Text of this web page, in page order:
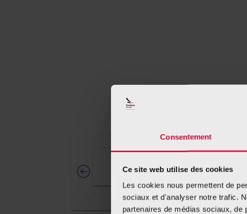
Consentement
Ce site web utilise des cookies
Les cookies nous permettent de
sociaux et d'analyser notre trafic.
partenaires de médias sociaux,